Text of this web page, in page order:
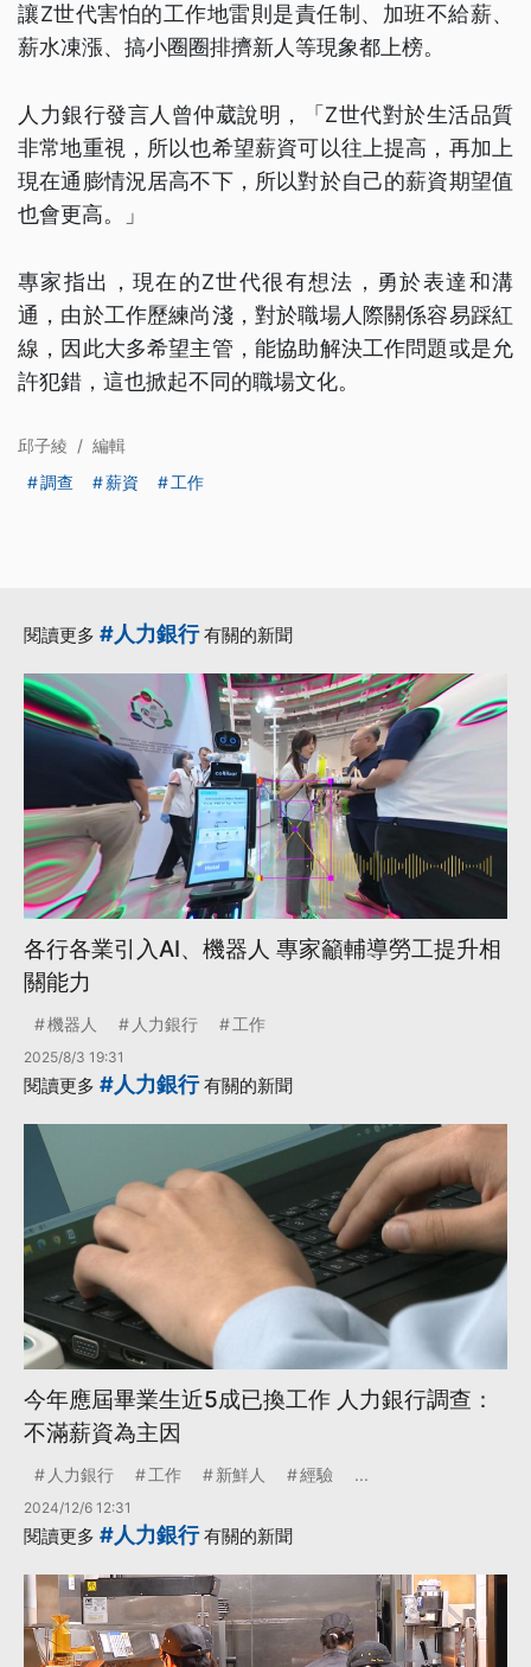
讓Z世代害怕的工作地雷則是責任制、加班不給薪、
薪水凍漲、搞小圈圈排擠新人等現象都上榜。
人力銀行發言人曾仲葳說明，「Z世代對於生活品質
非常地重視，所以也希望薪資可以往上提高，再加上
現在通膨情況居高不下，所以對於自己的薪資期望值
也會更高。」
專家指出，現在的Z世代很有想法，勇於表達和溝
通，由於工作歷練尚淺，對於職場人際關係容易踩紅
線，因此大多希望主管，能協助解決工作問題或是允
許犯錯，這也掀起不同的職場文化。
邱子綾 / 編輯
調查
薪資 工作
閱讀更多 #人力銀行有關的新聞
各行各業引入AI、機器人 專家籲輔導勞工提升相
關能力
機器人 人力銀行 工作
2025/8/3 19:31
閱讀更多 #人力銀行有關的新聞
今年應屆畢業生近5成已換工作 人力銀行調查：
不滿薪資為主因
人力銀行 工作 新鮮人 經驗 ...
2024/12/6 12:31
閱讀更多 #人力銀行有關的新聞